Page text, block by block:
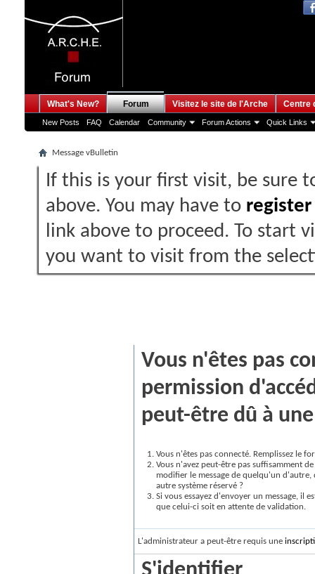
What's New? Forum
New Posts FAQ Calendar Community Forum Actions Quick Links
Visitez le site de l'Arche Centre
Message vBulletin
If this is your first visit, be sure
above. You may have to register
link above to proceed. To start
you want to visit from the
Vous n'êtes pas
permission
peut-être dû à
Vous n'êtes pas connecté. Remplissez le
Vous n'avez peut-être pas suffisamment
modifier le message de quelqu'un
autre système réservé ?
Si vous essayez d'envoyer un message, il
que celui-ci soit en attente de validation.
L'administrateur a peut-être requis une